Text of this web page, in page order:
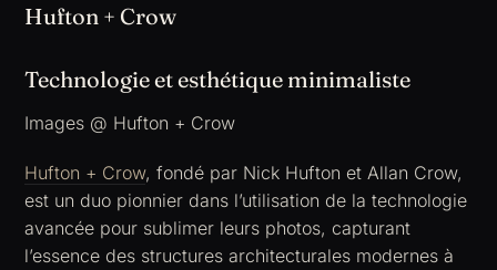
Hufton + Crow
Technologie et esthétique minimaliste
Images @ Hufton + Crow
Hufton + Crow, fondé par Nick Hufton et Allan Crow,
est un duo pionnier dans l’utilisation de la technologie
avancée pour sublimer leurs photos, capturant
l’essence des structures architecturales modernes à